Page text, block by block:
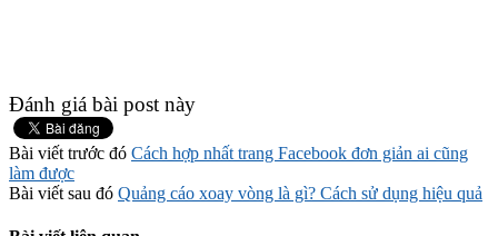
Đánh giá bài post này
Bài viết trước đó Cách hợp nhất trang Facebook đơn giản ai cũng
làm được
Bài viết sau đó Quảng cáo xoay vòng là gì? Cách sử dụng hiệu quả